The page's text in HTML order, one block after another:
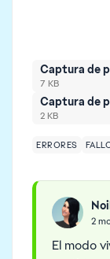
Captura de
7 KB
Captura de
2 KB
ERRORES
2
El modo